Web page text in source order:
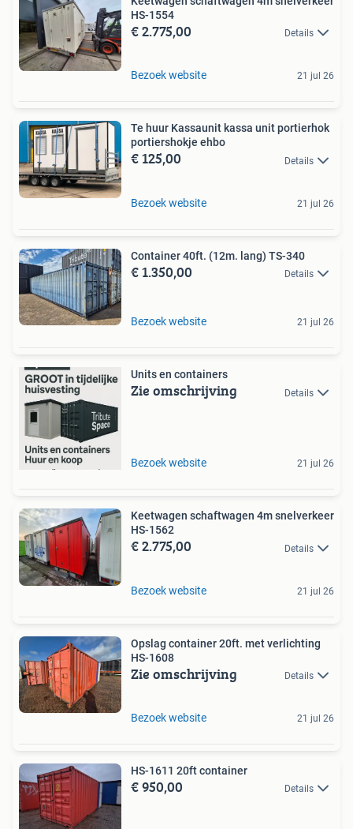
HS-1554
€ 2.775,00 Details
Bezoek website 21 jul 26
Te huur Kassaunit kassa unit portierhok
portiershokje ehbo
€ 125,00 Details
Bezoek website 21 jul 26
Container 40ft. (12m. lang) TS-340
€ 1.350,00 Details
Bezoek website 21 jul 26
Units en containers
Zie omschrijving Details
Bezoek website 21 jul 26
Keetwagen schaftwagen 4m snelverkeer
HS-1562
€ 2.775,00 Details
Bezoek website 21 jul 26
Opslag container 20ft. met verlichting
HS-1608
Zie omschrijving Details
Bezoek website 21 jul 26
HS-1611 20ft container
€ 950,00 Details